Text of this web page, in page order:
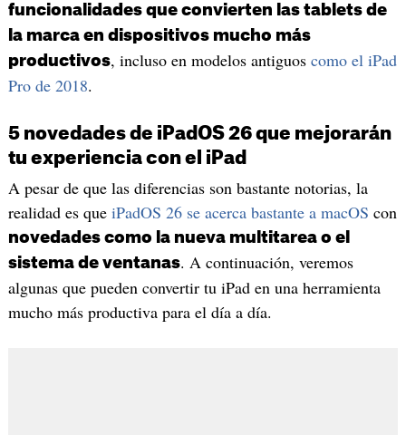
funcionalidades que convierten las tablets de
la marca en dispositivos mucho más
productivos, incluso en modelos antiguos como el iPad
Pro de 2018.
5 novedades de iPadOS 26 que mejorarán
tu experiencia con el iPad
A pesar de que las diferencias son bastante notorias, la
realidad es que iPadOS 26 se acerca bastante a macOS con
novedades como la nueva multitarea o el
sistema de ventanas. A continuación, veremos
algunas que pueden convertir tu iPad en una herramienta
mucho más productiva para el día a día.